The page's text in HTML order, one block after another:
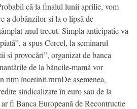
cã la finalul lunii aprilie, vom
a dobânzilor si la o lipsã de
anul trecut. Simpla anticipatie va
a spus Cercel, la seminarul
si provocãri”, organizat de banca
de la bãncile-mamã vor
ritm încetinit.rnrnDe asemenea,
sindicalizate în euro sau de la
fi Banca Europeanã de Recontructie